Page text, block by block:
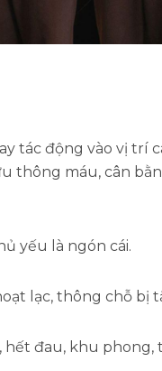
tác động vào vị trí
thông máu, cân
yếu là ngón cái.
lạc, thông chỗ bị
đau, khu phong,